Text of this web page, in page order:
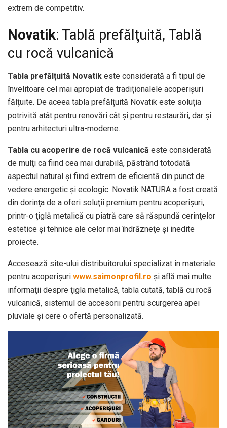
extrem de competitiv.
Novatik: Tablă prefălţuită, Tablă
cu rocă vulcanică
Tabla prefălțuită Novatik este considerată a fi tipul de
învelitoare cel mai apropiat de tradiționalele acoperișuri
fălțuite. De aceea tabla prefălțuită Novatik este soluția
potrivită atât pentru renovări cât și pentru restaurări, dar și
pentru arhitecturi ultra-moderne.
Tabla cu acoperire de rocă vulcanică este considerată
de mulţi ca fiind cea mai durabilă, păstrând totodată
aspectul natural şi fiind extrem de eficientă din punct de
vedere energetic şi ecologic. Novatik NATURA a fost creată
din dorinţa de a oferi soluţii premium pentru acoperişuri,
printr-o ţiglă metalică cu piatră care să răspundă cerinţelor
estetice şi tehnice ale celor mai îndrăzneţe şi inedite
proiecte.
Accesează site-ului distribuitorului specializat în materiale
pentru acoperişuri www.saimonprofil.ro şi află mai multe
informaţii despre ţigla metalică, tabla cutată, tablă cu rocă
vulcanică, sistemul de accesorii pentru scurgerea apei
pluviale şi cere o ofertă personalizată.